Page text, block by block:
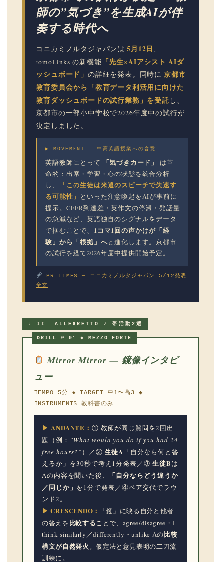
師の”気づき”を生成AIが伴
奏する時代へ
コニカミノルタジャパンは 5月12日 、
tomoLinks の新機能 「先生×AIアシスト AIダ
ッシュボード」 の詳細を発表。同時に 京都市
教育委員会から「教育データ利活用に向けた
教育ダッシュボードの試行業務」を受託 し、
京都市の一部小中学校で2026年度中の試行が
決定しました。
▶ MOVEMENT — 中高英語授業への含意
英語教師にとって 「気づきカード」
は革
命的：出席・学習・心の状態を統合分析
し、
「この生徒は来週のスピーチで失速す
る可能性」 といった注意喚起をAIが事前に
提示。CEFR到達差・英作文の停滞・発話量
の急減など、英語独自のシグナルをデータ
で掴むことで、 1コマ1回の声かけが「経
験」から「根拠」へと進化します。京都市
の試行を経て2026年度中提供開始予定。
PR TIMES — コニカミノルタジャパン 5/12発表
全文
♩ II. ALLEGRETTO / 帯活動2選
DRILL № 01 ◆ MEZZO FORTE
Mirror Mirror — 鏡像インタビ
ュー
TEMPO 5分 ◆ TARGET 中1〜高3 ◆
INSTRUMENTS 教科書のみ
▶ ANDANTE： ① 教師が同じ質問を2回出
題（例： “What would you do if you had 24
free hours?”）／② 生徒A 「自分なら何と答
えるか」を30秒で考え1分発表／③ 生徒Bは
Aの内容を聞いた後、
「自分ならどう違うか
／同じか」 を1分で発表／④ペア交代でラウ
ンド2。
▶ CRESCENDO：
「鏡」に映る自分と他者
の答えを比較することで、agree/disagree・I
think similarly／differently・unlike Aの比較
構文が自然発火。仮定法と意見表明の二刀流
訓練に。